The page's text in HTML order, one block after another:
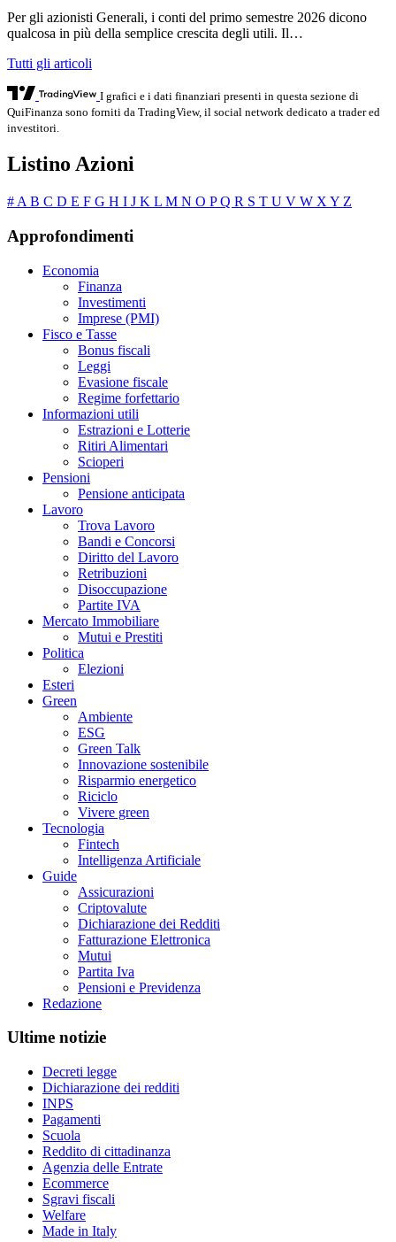
Per gli azionisti Generali, i conti del primo semestre 2026 dicono
qualcosa in più della semplice crescita degli utili. Il…
Tutti gli articoli
I grafici e i dati finanziari presenti in questa sezione di
QuiFinanza sono forniti da TradingView, il social network dedicato a trader ed
investitori.
Listino Azioni
# A B C D E F G H I J K L M N O PQ R S T U V W X Y Z
Approfondimenti
Economia
Finanza
Investimenti
Imprese (PMI)
Fisco e Tasse
Bonus fiscali
Leggi
Evasione fiscale
Regime forfettario
Informazioni utili
Estrazioni e Lotterie
Ritiri Alimentari
Scioperi
Pensioni
Pensione anticipata
Lavoro
Trova Lavoro
Bandi e Concorsi
Diritto del Lavoro
Retribuzioni
Disoccupazione
Partite IVA
Mercato Immobiliare
Mutui e Prestiti
Politica
Elezioni
Esteri
Green
Ambiente
ESG
Green Talk
Innovazione sostenibile
Risparmio energetico
Riciclo
Vivere green
Tecnologia
Fintech
Intelligenza Artificiale
Guide
Assicurazioni
Criptovalute
Dichiarazione dei Redditi
Fatturazione Elettronica
Mutui
Partita Iva
Pensioni e Previdenza
Redazione
Ultime notizie
Decreti legge
Dichiarazione dei redditi
INPS
Pagamenti
Scuola
Reddito di cittadinanza
Agenzia delle Entrate
Ecommerce
Sgravi fiscali
Welfare
Made in Italy